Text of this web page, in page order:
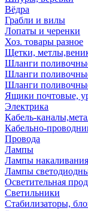
Вёдра
Грабли и вилы
Лопаты и черенки
Хоз. товары разное
Щетки,
Шланги
Шланги
Шланги
Ящики почтовые,
Электрика
Кабель-
Кабельно-
Провода
Лампы
Лампы накаливания
Лампы
Осветительная
Светильники
Стабилизаторы,